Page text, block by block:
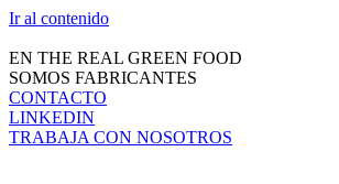
Ir al contenido
EN THE REAL GREEN FOOD
SOMOS FABRICANTES
CONTACTO
LINKEDIN
TRABAJA CON NOSOTROS